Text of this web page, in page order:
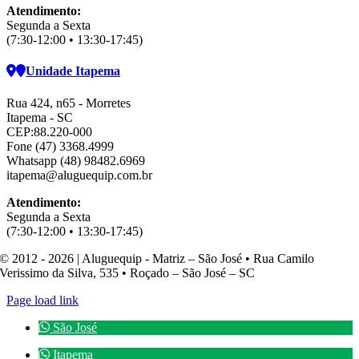
Atendimento:
Segunda a Sexta
(7:30-12:00 • 13:30-17:45)
Unidade Itapema
Rua 424, n65 - Morretes
Itapema - SC
CEP:88.220-000
Fone (47) 3368.4999
Whatsapp (48) 98482.6969
itapema@aluguequip.com.br
Atendimento:
Segunda a Sexta
(7:30-12:00 • 13:30-17:45)
© 2012 - 2026 | Aluguequip - Matriz – São José • Rua Camilo
Verissimo da Silva, 535 • Roçado – São José – SC
Page load link
São José
Itapema